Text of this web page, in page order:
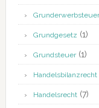
Grunderwerbsteuer
Grundgesetz (1)
Grundsteuer(1)
Handelsbilanzrecht
Handelsrecht(7)